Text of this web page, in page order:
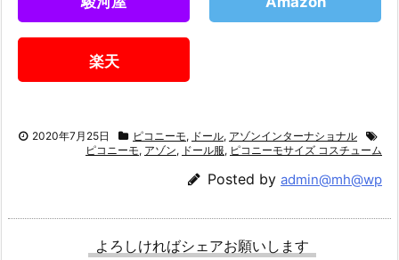
楽天
2020年7月25日 ピコニーモ, ドール, アゾンインターナショナル
ピコニーモ, アゾン, ドール服, ピコニーモサイズ コスチューム
Posted by admin@mh@wp
よろしければシェアお願いします